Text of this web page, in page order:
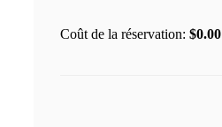
Coût de la réservation:$0.00